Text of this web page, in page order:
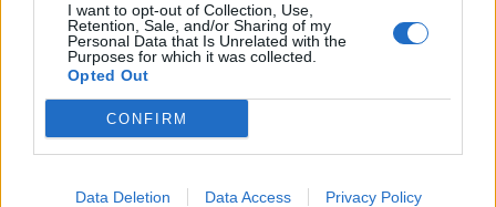
I want to opt-out of Collection, Use,
Retention, Sale, and/or Sharing of my
Personal Data that Is Unrelated with the
Purposes for which it was collected.
Opted Out
CONFIRM
Data Deletion Data Access Privacy Policy